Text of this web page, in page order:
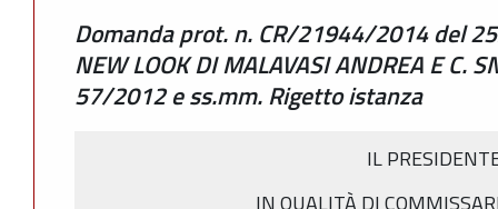
Domanda prot. n. CR/21944/2014 del
NEW LOOK DI MALAVASI ANDREA E C.
57/2012 e ss.mm. Rigetto istanza
IL